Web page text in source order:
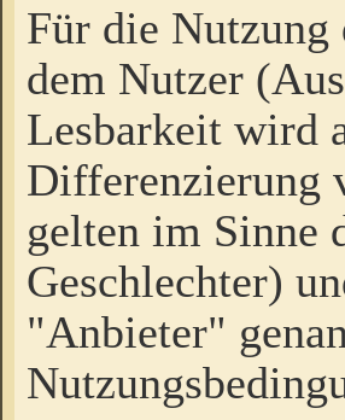
Für die Nutzung
dem Nutzer
Lesbarkeit wird
Differenzierung
gelten im Sinne
Geschlechter)
"Anbieter"